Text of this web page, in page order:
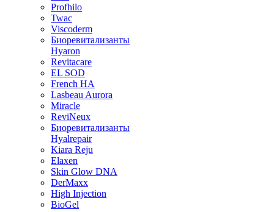
Profhilo
Twac
Viscoderm
Биоревитализанты
Hyaron
Revitacare
EL SOD
French HA
Lasbeau Aurora
Miracle
ReviNeux
Биоревитализанты
Hyalrepair
Kiara Reju
Elaxen
Skin Glow DNA
DerMaxx
High Injection
BioGel